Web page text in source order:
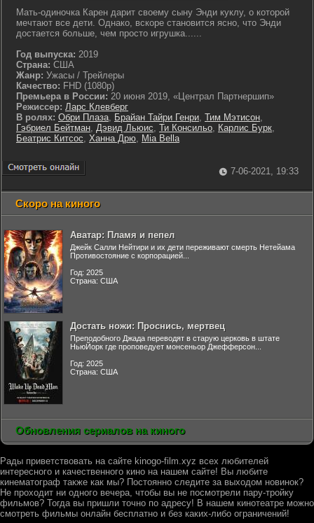
Мать-одиночка Карен дарит своему сыну Энди куклу, о которой
мечтают все дети. Однако, вскоре становится ясно, что Энди
достается больше, чем просто игрушка......
Год выпуска: 2019
Страна: США
Жанр: Ужасы / Трейлеры
Качество: FHD (1080p)
Премьера в России: 20 июня 2019, «Централ Партнершип»
Режиссер: Ларс Клевберг
В ролях: Обри Плаза, Брайан Тайри Генри, Тим Мэтисон,
Гэбриел Бейтман, Дэвид Льюис, Ти Консильо, Карлис Бурк,
Беатрис Китсос, Ханна Дрю, Mia Bella
7-06-2021, 19:33
Скоро на киного
Аватар: Пламя и пепел
Джейк Салли Нейтири и их дети переживают смерть Нетейама
Противостояние с корпорацией...
Год: 2025
Страна: США
Достать ножи: Проснись, мертвец
Преподобного Джада переводят в старую церковь в штате
НьюЙорк где проповедует монсеньор Джефферсон...
Год: 2025
Страна: США
Обновления сериалов на киного
Рады приветствовать на сайте kinogo-film.xyz всех любителей
интересного и качественного кино на нашем сайте! Вы любите
кинематограф также как мы? Постоянно следите за выходом новинок?
Не проходит ни одного вечера, чтобы вы не посмотрели пару-тройку
фильмов? Тогда вы пришли точно по адресу! В нашем кинотеатре можно
смотреть фильмы онлайн бесплатно и без каких-либо ограничений!